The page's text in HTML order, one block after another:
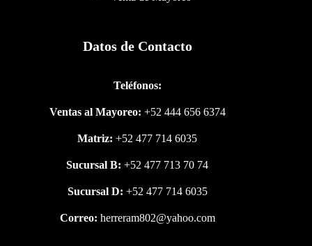
Datos de Contacto
Teléfonos:
Ventas al Mayoreo: +52 444 656 6374
Matriz: +52 477 714 6035
Sucursal B:+52 477 713 70 74
Sucursal D: +52 477 714 6035
Correo: herreram802@yahoo.com